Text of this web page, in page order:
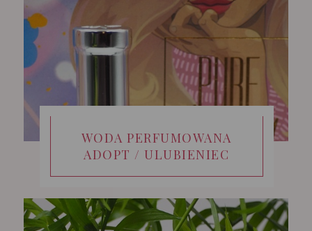
WODA PERFUMOWANA
ADOPT / ULUBIENIEC